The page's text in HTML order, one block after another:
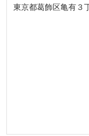
東京都葛飾区亀有３